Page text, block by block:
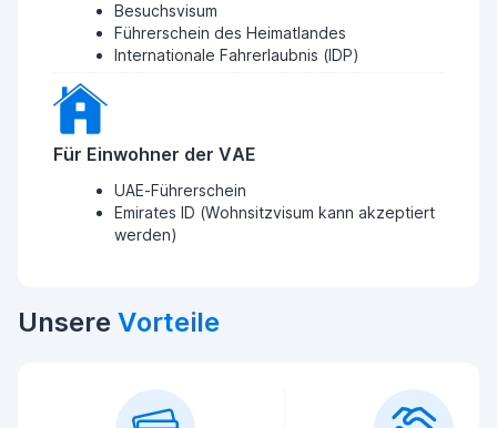
Besuchsvisum
Führerschein des Heimatlandes
Internationale Fahrerlaubnis (IDP)
Für Einwohner der VAE
UAE-Führerschein
Emirates ID (Wohnsitzvisum kann akzeptiert
werden)
Unsere Vorteile